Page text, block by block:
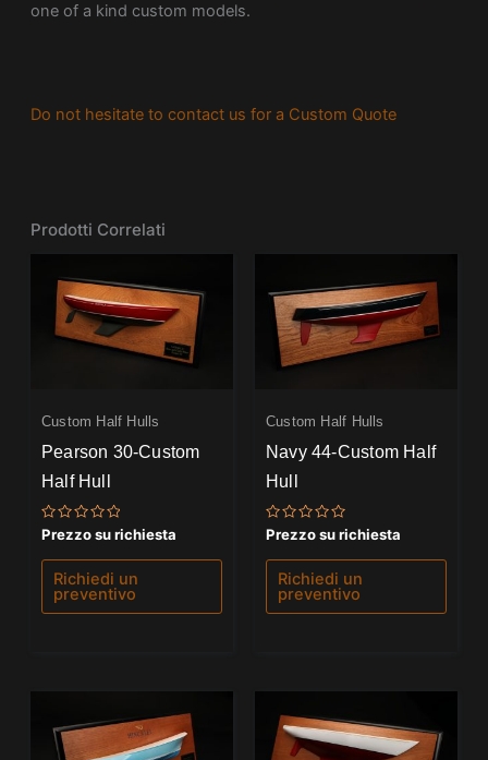
one of a kind custom models.
Do not hesitate to contact us for a Custom Quote
Prodotti Correlati
Custom Half Hulls
Pearson 30-Custom
Half Hull
Valutato
su
Prezzo su richiesta
Richiedi un
preventivo
Custom Half Hulls
Navy 44-Custom Half
Hull
Valutato
su
Prezzo su richiesta
Richiedi un
preventivo